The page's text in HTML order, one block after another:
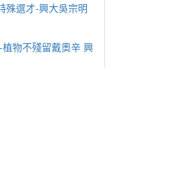
殊選才-興大吳宗明
物不殘留戴奧辛 興